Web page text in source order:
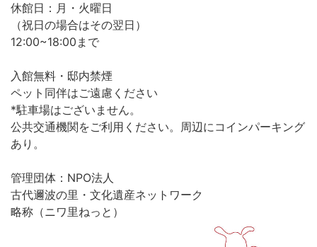
休館日：月・火曜日
（祝日の場合はその翌日）
12:00~18:00まで
入館無料・邸内禁煙
ペット同伴はご遠慮ください
*駐車場はございません。
公共交通機関をご利用ください。周辺にコインパーキング
あり。
管理団体：NPO法人
古代邇波の里・文化遺産ネットワーク
略称（ニワ里ねっと）